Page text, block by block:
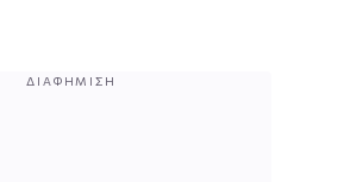
ΔΙΑΦΉΜΙΣΗ